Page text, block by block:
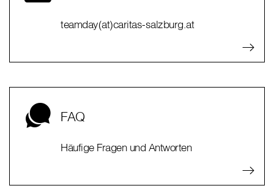
teamday(at)caritas-salzburg.at
FAQ
Häufige Fragen und Antworten